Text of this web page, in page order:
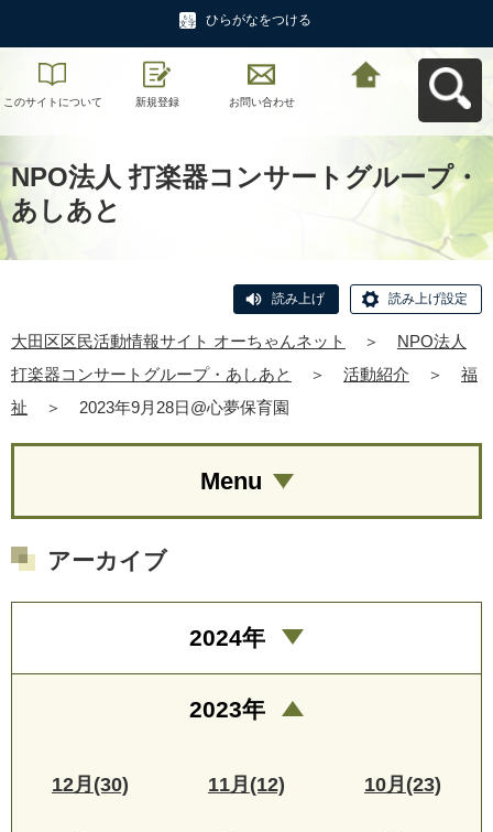
ひらがなをつける
このサイトについて 新規登録 お問い合わせ
NPO法人 打楽器コンサートグループ・
あしあと
読み上げ 読み上げ設定
大田区区民活動情報サイト オーちゃんネット ＞
NPO法人
打楽器コンサートグループ・あしあと
＞ 活動紹介 ＞
福
祉
＞ 2023年9月28日@心夢保育園
Menu
アーカイブ
2024年
2023年
12月(30) 11月(12) 10月(23)